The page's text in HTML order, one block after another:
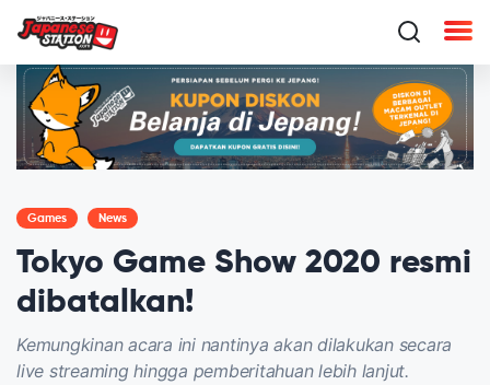
Games News
Tokyo Game Show 2020 resmi
dibatalkan!
Kemungkinan acara ini nantinya akan dilakukan secara
live streaming hingga pemberitahuan lebih lanjut.